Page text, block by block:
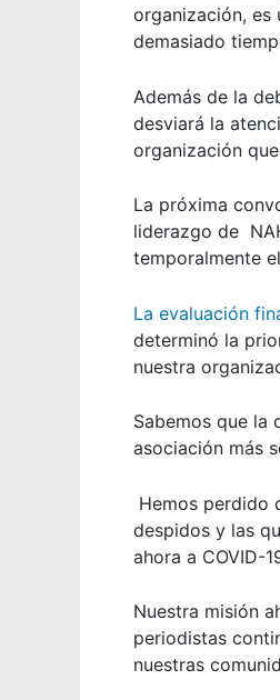
organización, es
demasiado
Además de la
desviará la
organización
La próxima
liderazgo de
temporalmente
La evaluación
determinó la
nuestra
Sabemos que la
asociación más
Hemos perdido
despidos y las
ahora a COVID-
Nuestra misión
periodistas
nuestras